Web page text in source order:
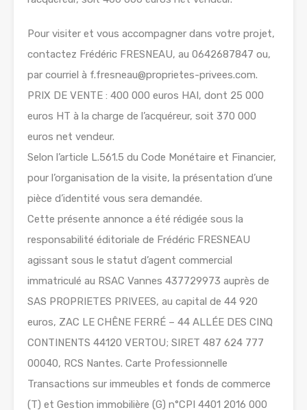
Pour visiter et vous accompagner dans votre projet,
contactez Frédéric FRESNEAU, au 0642687847 ou,
par courriel à f.fresneau@proprietes-privees.com.
PRIX DE VENTE : 400 000 euros HAI, dont 25 000
euros HT à la charge de l’acquéreur, soit 370 000
euros net vendeur.
Selon l’article L.561.5 du Code Monétaire et Financier,
pour l’organisation de la visite, la présentation d’une
pièce d’identité vous sera demandée.
Cette présente annonce a été rédigée sous la
responsabilité éditoriale de Frédéric FRESNEAU
agissant sous le statut d’agent commercial
immatriculé au RSAC Vannes 437729973 auprès de
SAS PROPRIETES PRIVEES, au capital de 44 920
euros, ZAC LE CHÊNE FERRÉ – 44 ALLÉE DES CINQ
CONTINENTS 44120 VERTOU; SIRET 487 624 777
00040, RCS Nantes. Carte Professionnelle
Transactions sur immeubles et fonds de commerce
(T) et Gestion immobilière (G) n°CPI 4401 2016 000